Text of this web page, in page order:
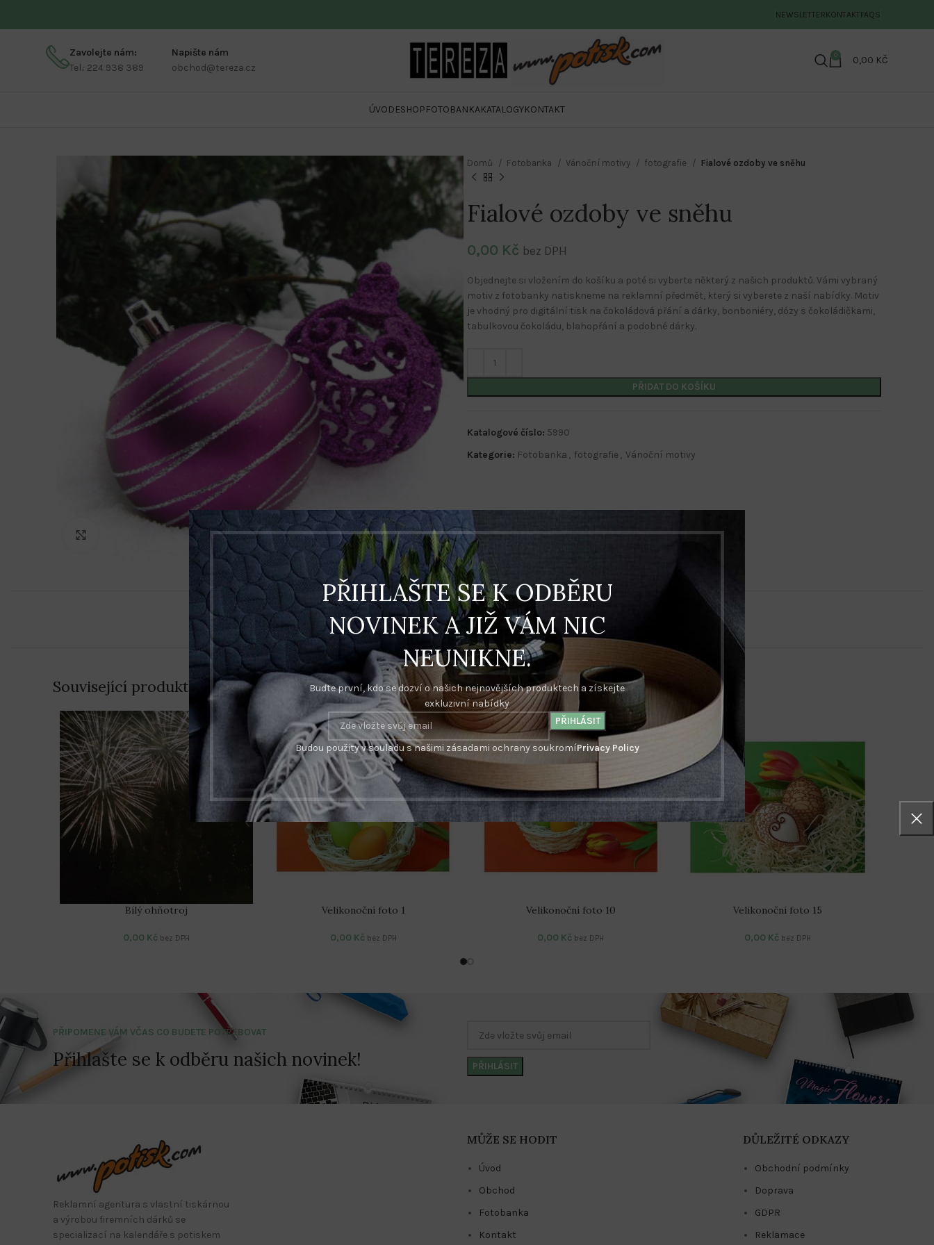
PŘIHLAŠTE SE K ODBĚRU
NOVINEK A JIŽ VÁM NIC
NEUNIKNE.
Buďte první, kdo se dozví o našich nejnovějších produktech a získejte
exkluzivní nabídky
Budou použity v souladu s našimi zásadami ochrany soukromíPrivacy Policy
NEWSLETTERKONTAKTFAQS
Zavolejte nám:
Tel.: 224 938 389
Napište nám
obchod@tereza.cz
0 0,00 KČ
ÚVODESHOP
Kalendáře s potiskem
Kalendáře s firemním potiskem
FOTOBANKAKATALOGYKONTAKT
Stolní kalendáře
Domů Fotobanka Vánoční motivy fotografie Fialové ozdoby ve sněhu
Fialové ozdoby ve sněhu
0,00 Kč bez DPH
Objednejte si vložením do košíku a poté si vyberte některý z našich produktů. Vámi vybraný
motiv z fotobanky natiskneme na reklamní předmět, který si vyberete z naší nabídky. Motiv
je vhodný pro digitální tisk na čokoládová přání a dárky, bonboniéry, dózy s čokoládičkami,
tabulkovou čokoládu, blahopřání a podobné dárky.
PŘIDAT DO KOŠÍKU
Katalogové číslo: 5990
Kategorie: Fotobanka , fotografie , Vánoční motivy
Související produkty
Bílý ohňotroj
0,00 Kč bez DPH
Velikonoční foto 1
0,00 Kč bez DPH
Velikonoční foto 10
0,00 Kč bez DPH
Velikonoční foto 15
0,00 Kč bez DPH
PŘIPOMENE VÁM VČAS CO BUDETE POTŘEBOVAT
Přihlašte se k odběru našich novinek!
Reklamní agentura s vlastní tiskárnou
a výrobou firemních dárků se
specializací na kalendáře s potiskem
MŮŽE SE HODIT
Úvod
Obchod
Fotobanka
Kontakt
DŮLEŽITÉ ODKAZY
Obchodní podmínky
Doprava
GDPR
Reklamace